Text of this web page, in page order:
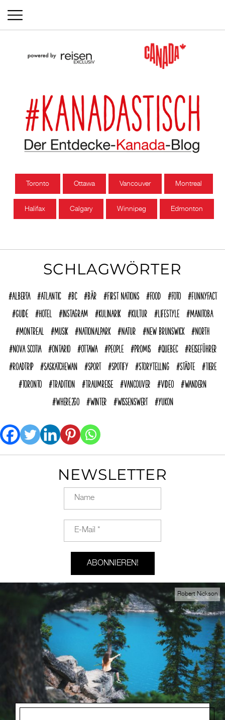
Toronto Ottawa Vancouver Montreal
Halifax Calgary Winnipeg Edmonton
SCHLAGWÖRTER
Alberta Atlantic BC Bär First Nations Food Foto
funnyFACT
Guide
Hotel Instagram Kulinarik Kultur Lifestyle
Manitoba
Montreal
Musik Nationalpark Natur New Brunswick
North
Nova Scotia
Ontario Ottawa People Promis Quebec
reiseführer
Roadtrip
Saskatchewan Sport Spotify Storytelling Städte
Tiere
Toronto
Tradition Traumreise Vancouver Video
Wandern
where2go
Winter Wissenswert Yukon
NEWSLETTER
Robert Nickson